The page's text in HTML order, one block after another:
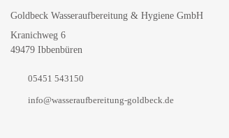
Goldbeck Wasseraufbereitung & Hygiene GmbH
Kranichweg 6
49479 Ibbenbüren
05451 543150
info@wasseraufbereitung-goldbeck.de